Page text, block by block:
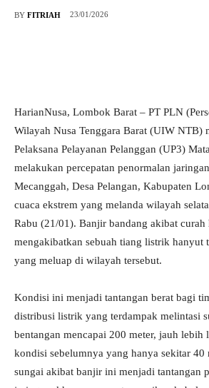
BY FITRIAH 23/01/2026
HarianNusa, Lombok Barat – PT PLN
Wilayah Nusa Tenggara Barat (UIW NTB)
Pelaksana Pelayanan Pelanggan (UP3)
melakukan percepatan penormalan
Mecanggah, Desa Pelangan, Kabupaten
cuaca ekstrem yang melanda wilayah
Rabu (21/01). Banjir bandang akibat
mengakibatkan sebuah tiang listrik hanyut
yang meluap di wilayah tersebut.
Kondisi ini menjadi tantangan berat bagi
distribusi listrik yang terdampak melintasi
bentangan mencapai 200 meter, jauh lebih
kondisi sebelumnya yang hanya sekitar 40
sungai akibat banjir ini menjadi tantangan